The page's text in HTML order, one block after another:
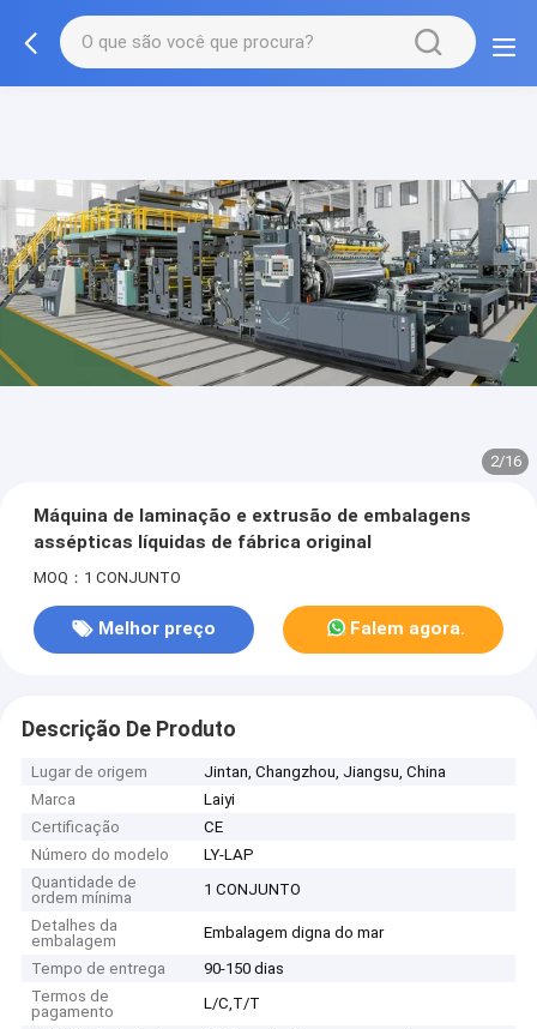
2/16
Máquina de laminação e extrusão de embalagens
assépticas líquidas de fábrica original
MOQ：1 CONJUNTO
Melhor preço Falem agora.
Descrição De Produto
Lugar de origem
Jintan, Changzhou, Jiangsu, China
Marca
Laiyi
Certificação
CE
Número do modelo
LY-LAP
Quantidade de
ordem mínima
1 CONJUNTO
Detalhes da
embalagem
Embalagem digna do mar
Tempo de entrega
90-150 dias
Termos de
pagamento
L/C,T/T